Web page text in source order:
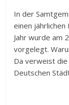
In der
einen
Jahr wurde am
vorgelegt.
Da verweist die
Deutschen